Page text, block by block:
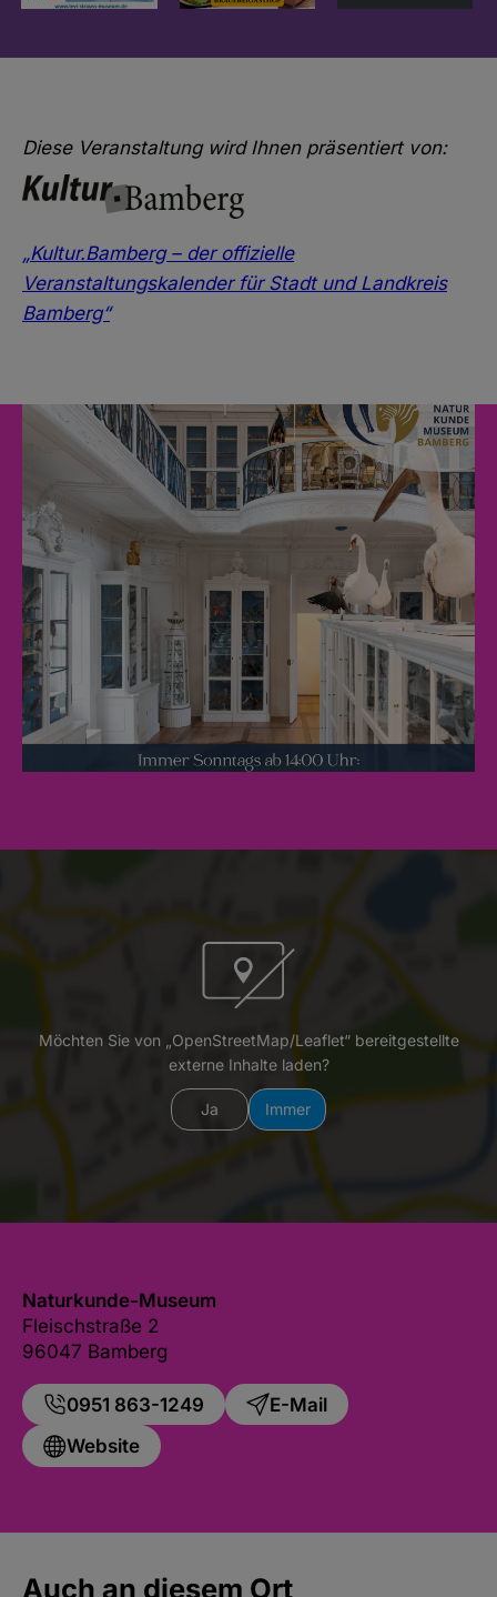
Diese Veranstaltung wird Ihnen präsentiert von:
„Kultur.Bamberg – der offizielle
Veranstaltungskalender für Stadt und Landkreis
Bamberg“
Möchten Sie von „OpenStreetMap/Leaflet“ bereitgestellte
externe Inhalte laden?
Ja Immer
Naturkunde-Museum
Fleischstraße 2
96047 Bamberg
0951 863-1249
E-Mail
Website
Auch an diesem Ort